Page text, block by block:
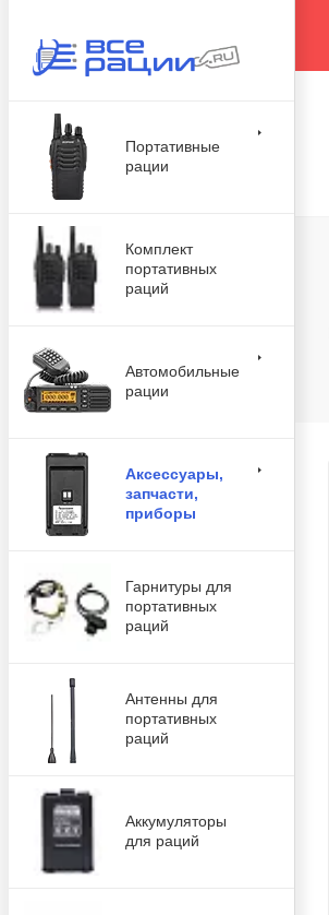
Портативные
рации
Комплект
портативных
раций
Автомобильные
рации
Аксессуары,
запчасти,
приборы
Гарнитуры для
портативных
раций
Антенны для
портативных
раций
Аккумуляторы
для раций